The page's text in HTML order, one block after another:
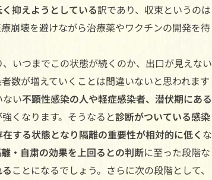
抑えようとしている訳であり、収束というのは
崩壊を避けながら治療薬やワクチンの開発を待
いつまでこの状態が続くのか、出口が見えない
数が増えていくことは間違いないと思われます
ない不顕性感染の人や軽症感染者、潜伏期にある
くなります。そうなると診断がついている感染
する状態となり隔離の重要性が相対的に低く な
・自粛の効果を上回るとの判断に至った段階な
ことになるでしょう。さらに次の段階として、